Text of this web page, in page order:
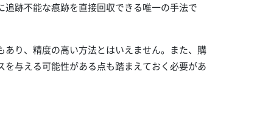
跡不能な痕跡を直接回収できる唯一の手法で
り、精度の高い方法とはいえません。また、購
与える可能性がある点も踏まえておく必要があ